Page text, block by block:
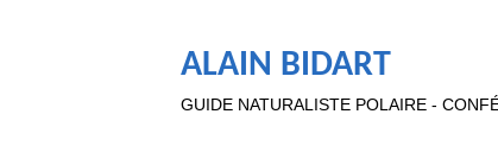
ALAIN BIDART
GUIDE NATURALISTE POLAIRE -